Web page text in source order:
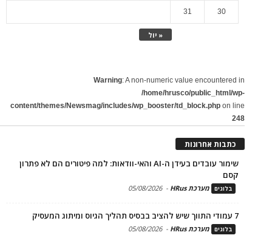
« יול
30
31
Warning: A non-numeric value encountered in
/home/hrusco/public_html/wp-
content/themes/Newsmag/includes/wp_booster/td_block.php on line
248
כתבות אחרונות
שימור עובדים בעידן ה-AI והאי-וודאות: למה פיטורים הם לא פתרון
קסם
בלוגים מערכת HRus -
05/08/2026
7 עמודי התווך שיש להציב בבסיס תהליך הגיוס ומיתוג המעסיק
בלוגים מערכת HRus -
05/08/2026